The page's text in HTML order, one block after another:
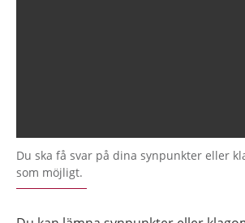
Du ska få svar på dina synpunkter eller
som möjligt.